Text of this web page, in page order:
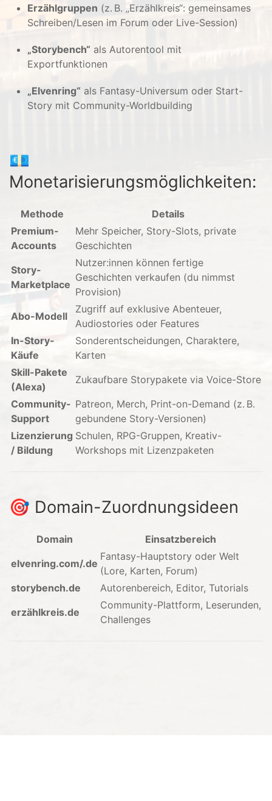
Erzählgruppen (z. B. „Erzählkreis“: gemeinsames
Schreiben/Lesen im Forum oder Live-Session)
„Storybench“ als Autorentool mit
Exportfunktionen
„Elvenring“ als Fantasy-Universum oder Start-
Story mit Community-Worldbuilding
💶
Monetarisierungsmöglichkeiten:
Methode
Details
Premium-
Accounts
Mehr Speicher, Story-Slots, private
Geschichten
Story-
Marketplace
Nutzer:innen können fertige
Geschichten verkaufen (du nimmst
Provision)
Abo-Modell
Zugriff auf exklusive Abenteuer,
Audiostories oder Features
In-Story-
Käufe
Sonderentscheidungen, Charaktere,
Karten
Skill-Pakete
(Alexa)
Zukaufbare Storypakete via Voice-Store
Community-
Support
Patreon, Merch, Print-on-Demand (z. B.
gebundene Story-Versionen)
Lizenzierung
/ Bildung
Schulen, RPG-Gruppen, Kreativ-
Workshops mit Lizenzpaketen
🎯 Domain-Zuordnungsideen
Domain
Einsatzbereich
elvenring.com/.de
Fantasy-Hauptstory oder Welt
(Lore, Karten, Forum)
storybench.de
Autorenbereich, Editor, Tutorials
erzählkreis.de
Community-Plattform, Leserunden,
Challenges